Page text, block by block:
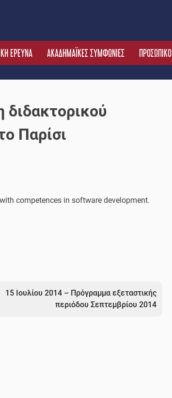
ΕΡΕΥΝΑ ΑΚΑΔΗΜΑΪΚΕΣ ΣΥΜΦΩΝΙΕΣ ΠΡΟΣΩΠΙΚΟ
διδακτορικού
Παρίσι
competences in software development.
15 Ιουλίου 2014 – Πρόγραμμα εξεταστικής
περιόδου Σεπτεμβρίου 2014